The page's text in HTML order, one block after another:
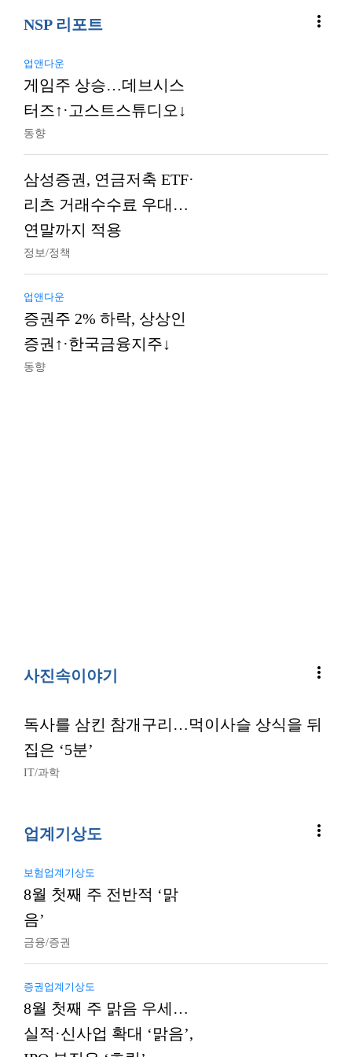
NSP 리포트 more_vert
업앤다운
게임주 상승…데브시스
터즈↑·고스트스튜디오↓
동향
삼성증권, 연금저축 ETF·
리츠 거래수수료 우대…
연말까지 적용
정보/정책
업앤다운
증권주 2% 하락, 상상인
증권↑·한국금융지주↓
동향
사진속이야기 more_vert
독사를 삼킨 참개구리…먹이사슬 상식을 뒤
집은 ‘5분’
IT/과학
업계기상도 more_vert
보험업계기상도
8월 첫째 주 전반적 ‘맑
음’
금융/증권
증권업계기상도
8월 첫째 주 맑음 우세…
실적·신사업 확대 ‘맑음’,